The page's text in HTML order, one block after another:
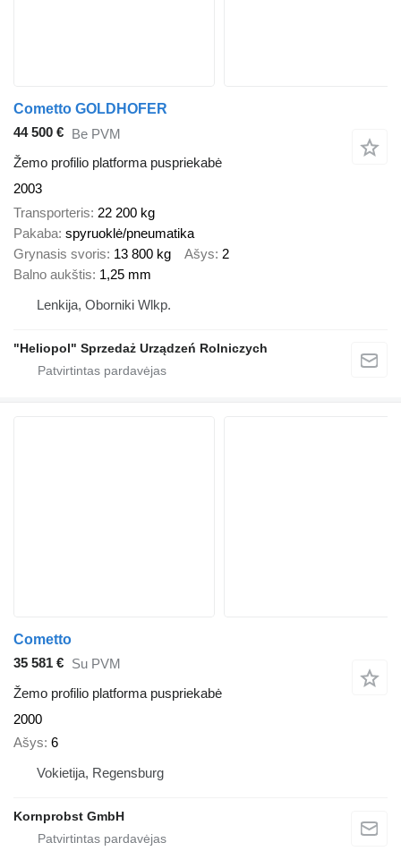
Cometto GOLDHOFER
44 500 € Be PVM
Žemo profilio platforma puspriekabė
2003
Transporteris 22 200 kg
Pakaba spyruoklė/pneumatika
Grynasis svoris 13 800 kg Ašys 2
Balno aukštis 1,25 mm
Lenkija, Oborniki Wlkp.
"Heliopol" Sprzedaż Urządzeń Rolniczych
Cometto
35 581 € Su PVM
Žemo profilio platforma puspriekabė
2000
Ašys 6
Vokietija, Regensburg
Kornprobst GmbH